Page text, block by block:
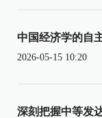
中国经济学的自
2026-05-15 10:20
深刻把握中等发